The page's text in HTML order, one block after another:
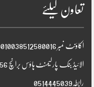
تعاون کیلئے
اکاؤنٹ نمبر 0010038512580016
الائیڈ بنک پارلیمنٹ ہاؤس برانچ 0756
رابطہ0514445039